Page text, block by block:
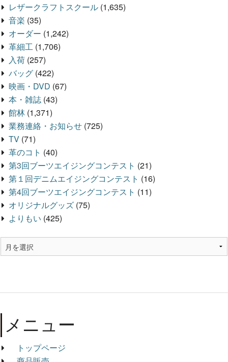
レザークラフトスクール (1,635)
音楽 (35)
オーダー (1,242)
革細工 (1,706)
入荷 (257)
バッグ (422)
映画・DVD (67)
本・雑誌 (43)
館林 (1,371)
業務連絡・お知らせ (725)
TV (71)
革のコト (40)
第3回ブーツエイジングコンテスト (21)
第１回デニムエイジングコンテスト (16)
第4回ブーツエイジングコンテスト (11)
オリジナルグッズ (75)
よりもい (425)
メニュー
トップページ